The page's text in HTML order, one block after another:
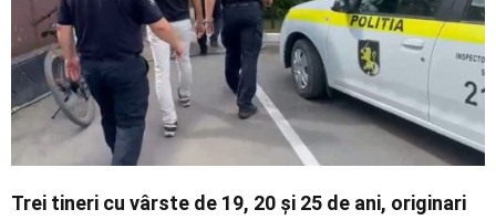
Contact
Trei tineri cu vârste de 19, 20 și 25 de ani, originari